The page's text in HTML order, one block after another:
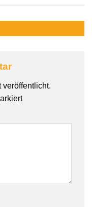
veröffentlicht.